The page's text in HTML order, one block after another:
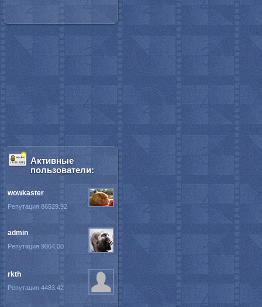
Активные
пользователи:
wowkaster
Репутация 86529.92
admin
Репутация 9064.00
rkth
Репутация 4483.42